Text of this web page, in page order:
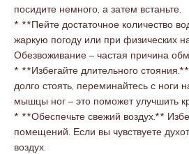
посидите немного, а затем встаньте.
* **Пейте достаточное количество
жаркую погоду или при физических
Обезвоживание – частая причина
* **Избегайте длительного
долго стоять, переминайтесь с ноги
мышцы ног – это поможет улучшить
* **Обеспечьте свежий воздух.**
помещений. Если вы чувствуете
воздух.